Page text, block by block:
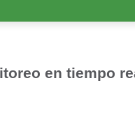
en tiempo